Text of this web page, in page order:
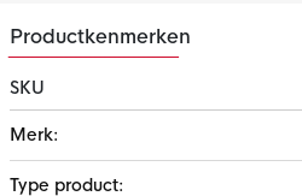
naar een CO2-neutraal, afvalvrij
Productkenmerken
SKU
informatie